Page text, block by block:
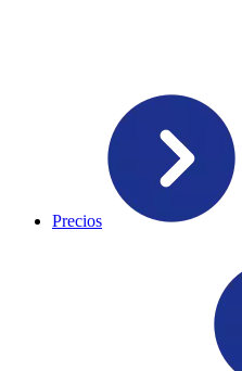
Precios